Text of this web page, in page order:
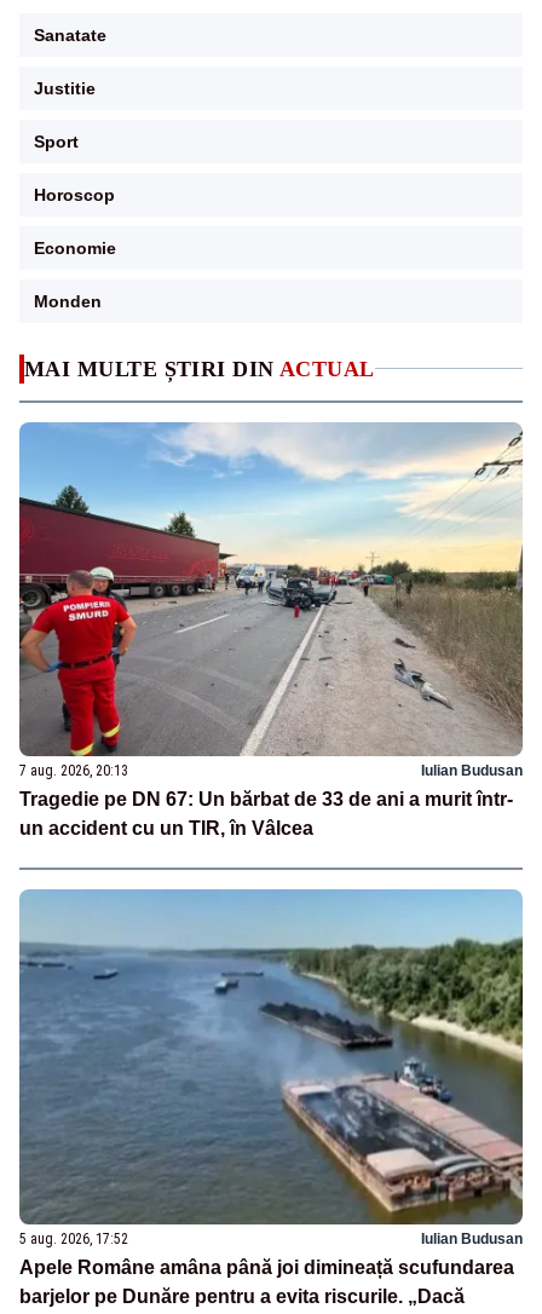
MAI MULTE ȘTIRI DIN ACTUAL
7 aug. 2026, 20:13 Iulian Budusan
Tragedie pe DN 67: Un bărbat de 33 de ani a murit într-
un accident cu un TIR, în Vâlcea
5 aug. 2026, 17:52 Iulian Budusan
Apele Române amâna până joi dimineață scufundarea
barjelor pe Dunăre pentru a evita riscurile. „Dacă
Sanatate
Justitie
Sport
Horoscop
Economie
Monden